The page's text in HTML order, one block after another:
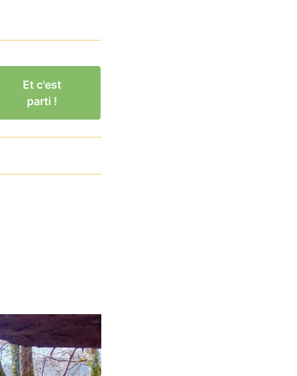
Et c'est
parti !